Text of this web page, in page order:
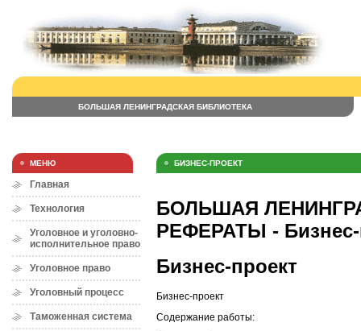
БОЛЬШАЯ ЛЕНИНГРАДСКАЯ БИБЛИОТЕКА
МЕНЮ
Главная
Технология
Уголовное и уголовно-
исполнительное право
Уголовное право
Уголовный процесс
Таможенная система
БИЗНЕС-ПРОЕКТ
БОЛЬШАЯ
РЕФЕРАТЫ - Бизнес-
Бизнес-проект
Бизнес-проект
Содержание работы: